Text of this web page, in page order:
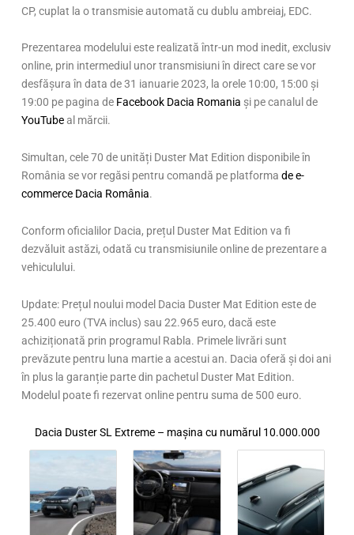
CP, cuplat la o transmisie automată cu dublu ambreiaj, EDC.
Prezentarea modelului este realizată într-un mod inedit, exclusiv
online, prin intermediul unor transmisiuni în direct care se vor
desfășura în data de 31 ianuarie 2023, la orele 10:00, 15:00 și
19:00 pe pagina de Facebook Dacia Romania și pe canalul de
YouTubeal mărcii.
Simultan, cele 70 de unități Duster Mat Edition disponibile în
România se vor regăsi pentru comandă pe platformade e-
commerce Dacia România.
Conform oficialilor Dacia, prețul Duster Mat Edition va fi
dezvăluit astăzi, odată cu transmisiunile online de prezentare a
vehiculului.
Update: Prețul noului model Dacia Duster Mat Edition este de
25.400 euro (TVA inclus) sau 22.965 euro, dacă este
achiziționată prin programul Rabla. Primele livrări sunt
prevăzute pentru luna martie a acestui an. Dacia oferă și doi ani
în plus la garanție parte din pachetul Duster Mat Edition.
Modelul poate fi rezervat online pentru suma de 500 euro.
Dacia Duster SL Extreme – mașina cu numărul 10.000.000